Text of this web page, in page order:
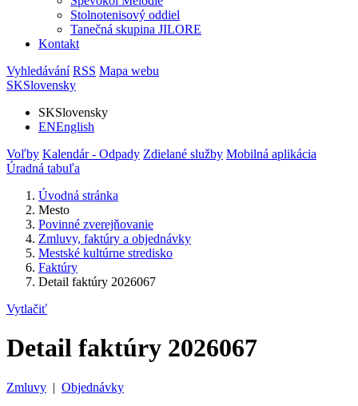
Stolnotenisový oddiel
Tanečná skupina JILORE
Kontakt
Vyhledávání RSS Mapa webu
SKSlovensky
SKSlovensky
ENEnglish
Voľby Kalendár - Odpady Zdielané služby Mobilná aplikácia
Úradná tabuľa
Úvodná stránka
Mesto
Povinné zverejňovanie
Zmluvy, faktúry a objednávky
Mestské kultúrne stredisko
Faktúry
Detail faktúry 2026067
Vytlačiť
Detail faktúry 2026067
Zmluvy | Objednávky